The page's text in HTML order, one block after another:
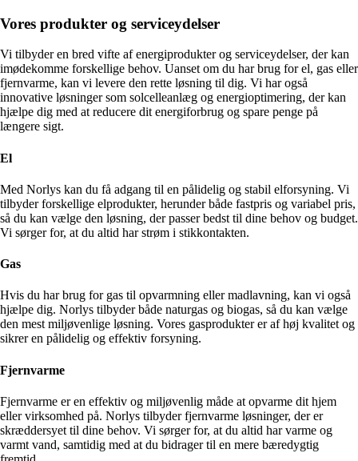
Vores produkter og serviceydelser
Vi tilbyder en bred vifte af energiprodukter og serviceydelser, der kan
imødekomme forskellige behov. Uanset om du har brug for el, gas eller
fjernvarme, kan vi levere den rette løsning til dig. Vi har også
innovative løsninger som solcelleanlæg og energioptimering, der kan
hjælpe dig med at reducere dit energiforbrug og spare penge på
længere sigt.
El
Med Norlys kan du få adgang til en pålidelig og stabil elforsyning. Vi
tilbyder forskellige elprodukter, herunder både fastpris og variabel pris,
så du kan vælge den løsning, der passer bedst til dine behov og budget.
Vi sørger for, at du altid har strøm i stikkontakten.
Gas
Hvis du har brug for gas til opvarmning eller madlavning, kan vi også
hjælpe dig. Norlys tilbyder både naturgas og biogas, så du kan vælge
den mest miljøvenlige løsning. Vores gasprodukter er af høj kvalitet og
sikrer en pålidelig og effektiv forsyning.
Fjernvarme
Fjernvarme er en effektiv og miljøvenlig måde at opvarme dit hjem
eller virksomhed på. Norlys tilbyder fjernvarme løsninger, der er
skræddersyet til dine behov. Vi sørger for, at du altid har varme og
varmt vand, samtidig med at du bidrager til en mere bæredygtig